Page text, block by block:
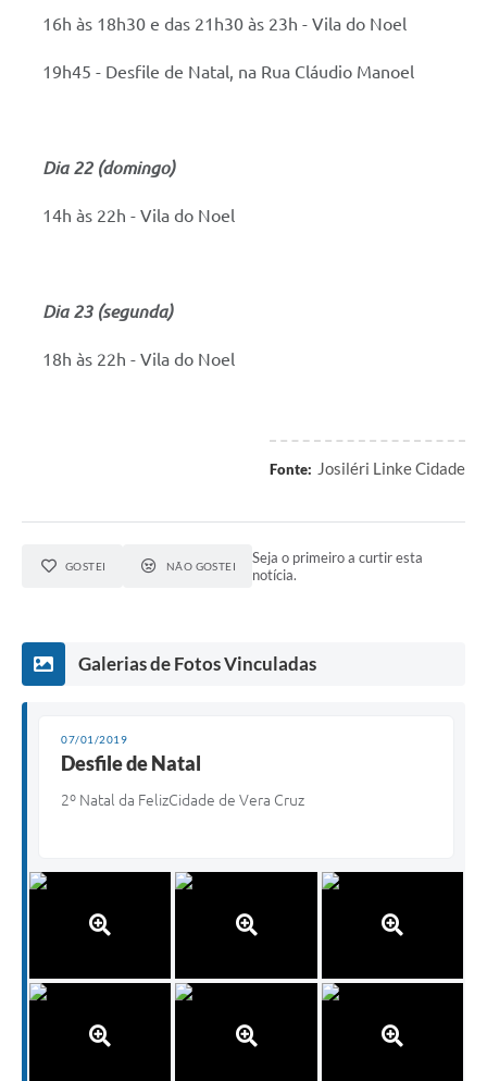
16h às 18h30 e das 21h30 às 23h - Vila do Noel
19h45 - Desfile de Natal, na Rua Cláudio Manoel
Dia 22 (domingo)
14h às 22h - Vila do Noel
Dia 23 (segunda)
18h às 22h - Vila do Noel
Fonte: Josiléri Linke Cidade
GOSTEI NÃO GOSTEI
Seja o primeiro a curtir esta
notícia.
Galerias de Fotos Vinculadas
07/01/2019
Desfile de Natal
2º Natal da FelizCidade de Vera Cruz